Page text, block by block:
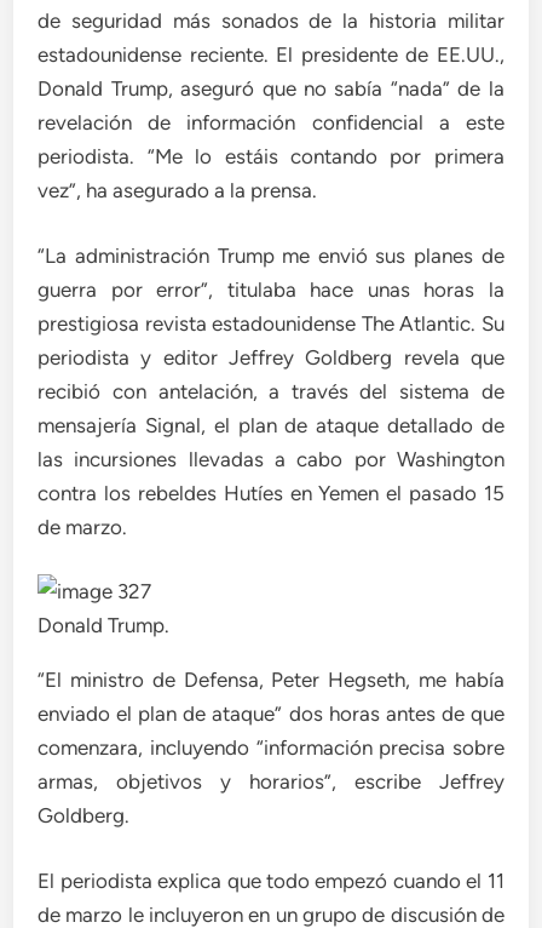
de seguridad más sonados de la historia militar
estadounidense reciente. El presidente de EE.UU.,
Donald Trump, aseguró que no sabía “nada” de la
revelación de información confidencial a este
periodista. “Me lo estáis contando por primera
vez”, ha asegurado a la prensa.
“La administración Trump me envió sus planes de
guerra por error”, titulaba hace unas horas la
prestigiosa revista estadounidense The Atlantic. Su
periodista y editor Jeffrey Goldberg revela que
recibió con antelación, a través del sistema de
mensajería Signal, el plan de ataque detallado de
las incursiones llevadas a cabo por Washington
contra los rebeldes Hutíes en Yemen el pasado 15
de marzo.
Donald Trump.
“El ministro de Defensa, Peter Hegseth, me había
enviado el plan de ataque” dos horas antes de que
comenzara, incluyendo “información precisa sobre
armas, objetivos y horarios”, escribe Jeffrey
Goldberg.
El periodista explica que todo empezó cuando el 11
de marzo le incluyeron en un grupo de discusión de